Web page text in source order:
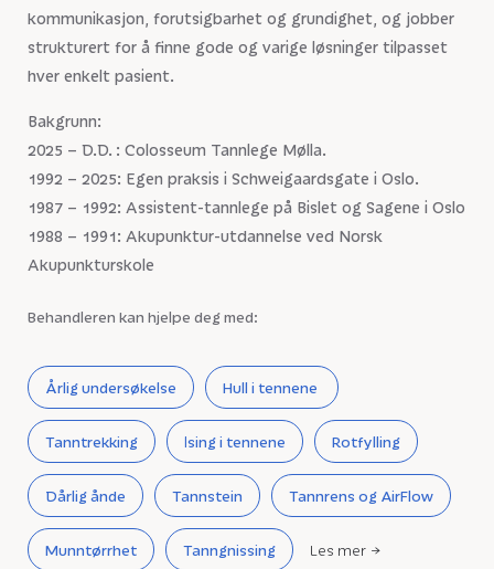
kommunikasjon, forutsigbarhet og grundighet, og jobber
strukturert for å finne gode og varige løsninger tilpasset
hver enkelt pasient.
Bakgrunn:
2025 – D.D. : Colosseum Tannlege Mølla.
1992 – 2025: Egen praksis i Schweigaardsgate i Oslo.
1987 – 1992: Assistent-tannlege på Bislet og Sagene i Oslo
1988 – 1991: Akupunktur-utdannelse ved Norsk
Akupunkturskole
Behandleren kan hjelpe deg med:
Årlig undersøkelse Hull i tennene
Tanntrekking Ising i tennene Rotfylling
Dårlig ånde Tannstein Tannrens og AirFlow
Munntørrhet Tanngnissing Les mer